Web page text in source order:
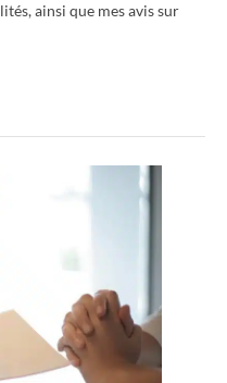
ainsi que mes avis sur